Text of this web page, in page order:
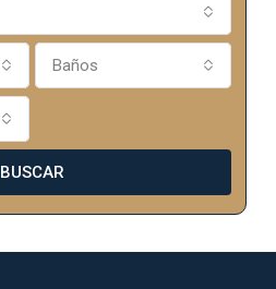
Baños
BUSCAR